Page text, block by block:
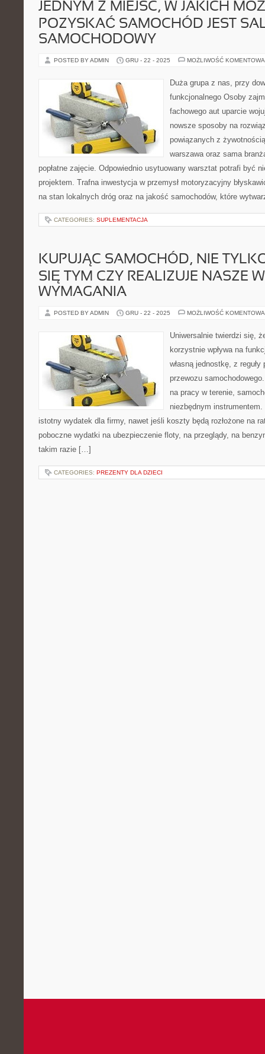
JEDNYM Z MIEJSC, W JAKICH
POZYSKAĆ SAMOCHÓD JEST
SAMOCHODOWY
POSTED BY ADMIN GRU - 22 - 2025 MOŻLIWOŚĆ
Duża grupa z nas, przy
funkcjonalnego Osoby
fachowego aut uparcie
nowsze sposoby na
powiązanych z
warszawa oraz sama
popłatne zajęcie. Odpowiednio usytuowany warsztat potrafi być
projektem. Trafna inwestycja w przemysł motoryzacyjny
na stan lokalnych dróg oraz na jakość samochodów, które
CATEGORIES: SUPLEMENTACJA
KUPUJĄC SAMOCHÓD, NIE
SIĘ TYM CZY REALIZUJE NASZE
WYMAGANIA
POSTED BY ADMIN GRU - 22 - 2025 MOŻLIWOŚĆ
Uniwersalnie twierdzi się,
korzystnie wpływa na
własną jednostkę, z
przewozu
na pracy w terenie,
niezbędnym
istotny wydatek dla firmy, nawet jeśli koszty będą rozłożone na
poboczne wydatki na ubezpieczenie floty, na przeglądy, na
takim razie […]
CATEGORIES: PREZENTY DLA DZIECI